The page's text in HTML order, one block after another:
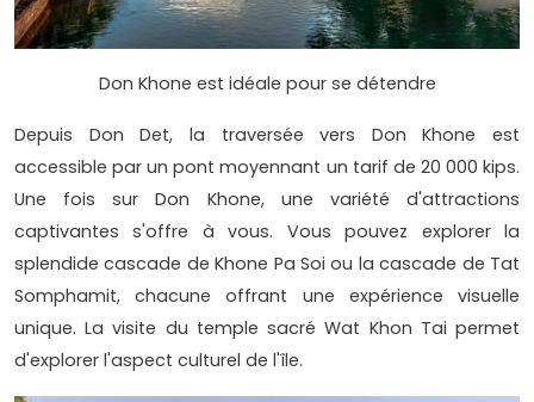
Don Khone est idéale pour se détendre
Depuis Don Det, la traversée vers Don Khone est
accessible par un pont moyennant un tarif de 20 000 kips.
Une fois sur Don Khone, une variété d'attractions
captivantes s'offre à vous. Vous pouvez explorer la
splendide cascade de Khone Pa Soi ou la cascade de Tat
Somphamit, chacune offrant une expérience visuelle
unique. La visite du temple sacré Wat Khon Tai permet
d'explorer l'aspect culturel de l'île.